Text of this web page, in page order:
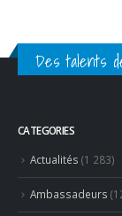
Des talents
CATEGORIES
Actualités (1 283)
Ambassadeurs